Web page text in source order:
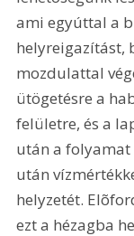
ami egyúttal a
helyreigazítást,
mozdulattal
ütögetésre a
felületre, és a
után a
után
helyzetét.
ezt a hézagba